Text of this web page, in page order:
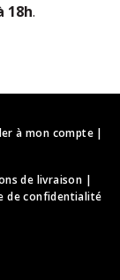
18h.
à mon compte|
de livraison |
de confidentialité